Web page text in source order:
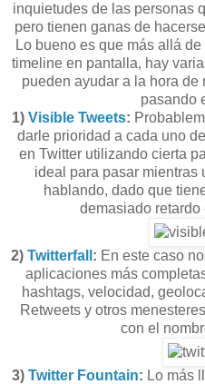
inquietudes de las personas
pero tienen ganas de
Lo bueno es que más allá
timeline en pantalla, hay
pueden ayudar a la hora de
pasando
1) Visible Tweets:
darle prioridad a cada uno
en Twitter utilizando cierta
ideal para pasar mientras
hablando, dado que
demasiado retardo
2) Twitterfall : En este caso
aplicaciones más
hashtags, velocidad,
Retweets y otros
con el
3) Twitter Fountain: Lo más